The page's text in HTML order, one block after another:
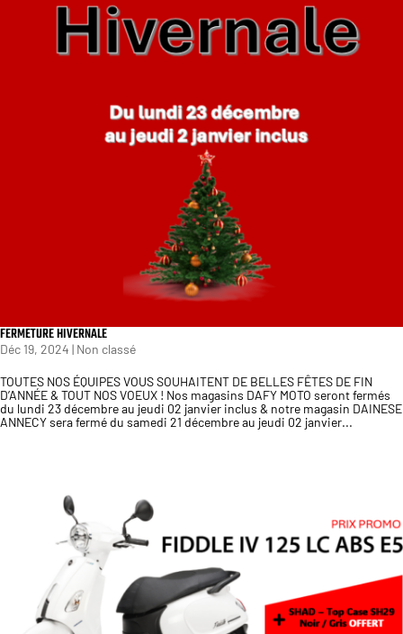
FERMETURE HIVERNALE
Déc 19, 2024 | Non classé
TOUTES NOS ÉQUIPES VOUS SOUHAITENT DE BELLES FÊTES DE FIN
D’ANNÉE & TOUT NOS VOEUX ! Nos magasins DAFY MOTO seront fermés
du lundi 23 décembre au jeudi 02 janvier inclus & notre magasin DAINESE
ANNECY sera fermé du samedi 21 décembre au jeudi 02 janvier...